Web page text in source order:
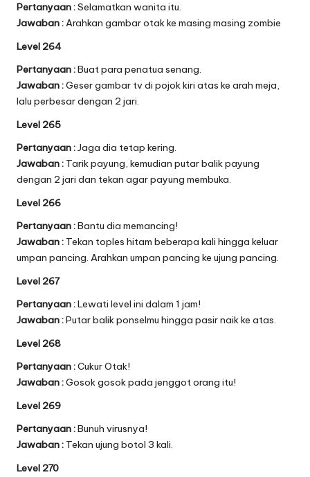
Pertanyaan :Selamatkan wanita itu.
Jawaban :Arahkan gambar otak ke masing masing zombie
Level 264
Pertanyaan :Buat para penatua senang.
Jawaban :Geser gambar tv di pojok kiri atas ke arah meja,
lalu perbesar dengan 2 jari.
Level 265
Pertanyaan :Jaga dia tetap kering.
Jawaban : Tarik payung, kemudian putar balik payung
dengan 2 jari dan tekan agar payung membuka.
Level 266
Pertanyaan :Bantu dia memancing!
Jawaban : Tekan toples hitam beberapa kali hingga keluar
umpan pancing. Arahkan umpan pancing ke ujung pancing.
Level 267
Pertanyaan :Lewati level ini dalam 1 jam!
Jawaban :Putar balik ponselmu hingga pasir naik ke atas.
Level 268
Pertanyaan :Cukur Otak!
Jawaban :Gosok gosok pada jenggot orang itu!
Level 269
Pertanyaan :Bunuh virusnya!
Jawaban : Tekan ujung botol 3 kali.
Level 270